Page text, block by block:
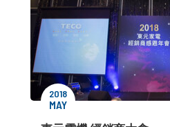
2018
MAY